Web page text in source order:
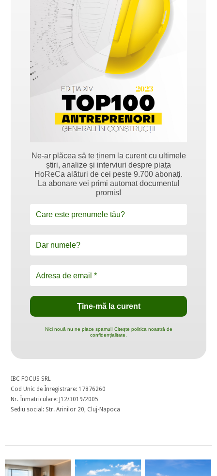
Ne-ar plăcea să te ținem la curent cu ultimele
știri, analize și interviuri despre piața
HoReCa alături de cei peste 9.700 abonați.
La abonare vei primi automat documentul
promis!
Nici nouă nu ne place spamul! Citește politica noastră de
confidențialitate.
IBC FOCUS SRL
Cod Unic de Înregistrare: 17876260
Nr. Înmatriculare: J12/3019/2005
Sediu social: Str. Arinilor 20, Cluj-Napoca